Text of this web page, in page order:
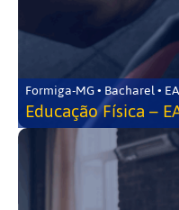
Formiga-MG • Bacharel •
Educação Física –